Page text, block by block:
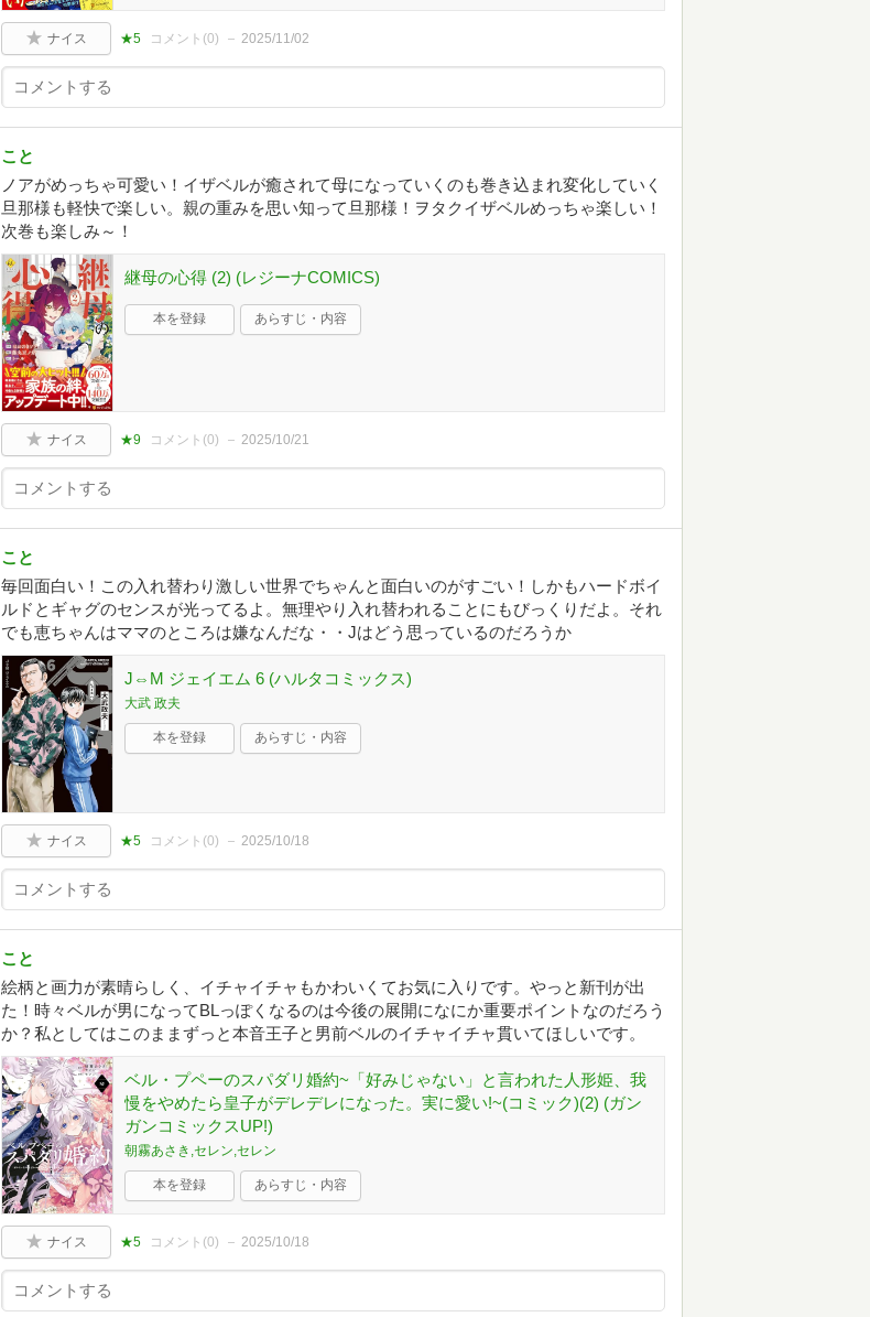
ナイス ★5 コメント(0) 2025/11/02
こと
ノアがめっちゃ可愛い！イザベルが癒されて母になっていくのも巻き込まれ変化していく
旦那様も軽快で楽しい。親の重みを思い知って旦那様！ヲタクイザベルめっちゃ楽しい！
次巻も楽しみ～！
継母の心得 (2) (レジーナCOMICS)
本を登録 あらすじ・内容
ナイス ★9 コメント(0) 2025/10/21
こと
毎回面白い！この入れ替わり激しい世界でちゃんと面白いのがすごい！しかもハードボイ
ルドとギャグのセンスが光ってるよ。無理やり入れ替われることにもびっくりだよ。それ
でも恵ちゃんはママのところは嫌なんだな・・Jはどう思っているのだろうか
J⇔M ジェイエム 6 (ハルタコミックス)
大武 政夫
本を登録 あらすじ・内容
ナイス ★5 コメント(0) 2025/10/18
こと
絵柄と画力が素晴らしく、イチャイチャもかわいくてお気に入りです。やっと新刊が出
た！時々ベルが男になってBLっぽくなるのは今後の展開になにか重要ポイントなのだろう
か？私としてはこのままずっと本音王子と男前ベルのイチャイチャ貫いてほしいです。
ベル・プペーのスパダリ婚約~「好みじゃない」と言われた人形姫、我
慢をやめたら皇子がデレデレになった。実に愛い!~(コミック)(2) (ガン
ガンコミックスUP!)
朝霧あさき,セレン,セレン
本を登録 あらすじ・内容
ナイス ★5 コメント(0) 2025/10/18